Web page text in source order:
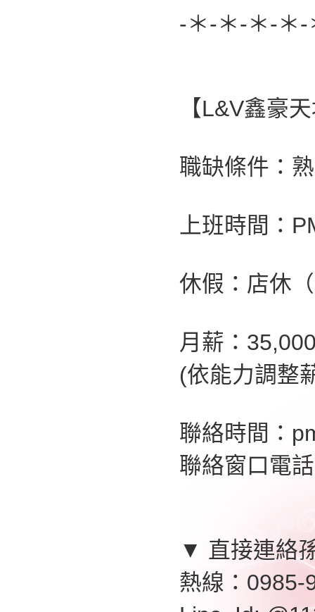
-＊-＊-＊-＊
【L&V鑫豪
職缺條件：
上班時間：
休假：店休
月薪：
(依能力調整
聯絡時間：
聯絡窗口電
▼ 直接連絡
熱線：0985-